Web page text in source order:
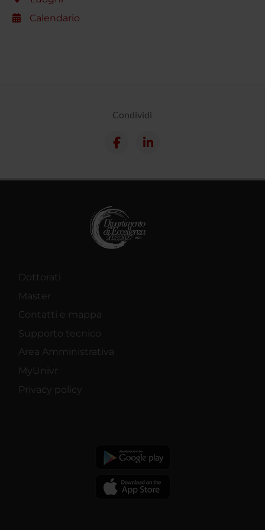
Calendario
Condividi
Dottorati
Master
Contatti e mappa
Supporto tecnico
Area Amministrativa
MyUnivr
Privacy policy